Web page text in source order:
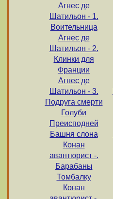
Агнес де
Шатильон - 1.
Воительница
Агнес де
Шатильон - 2.
Клинки для
Франции
Агнес де
Шатильон - 3.
Подруга смерти
Голуби
Преисподней
Башня слона
Конан
авантюрист -.
Барабаны
Томбалку
Конан